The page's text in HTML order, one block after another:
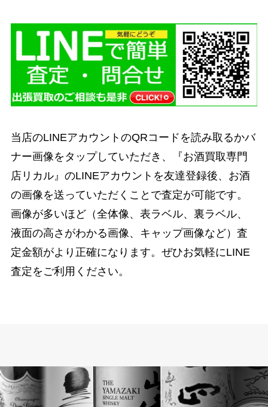
当店のLINEアカウントのQRコードを読み取るかバ
ナー画像をタップしていただき、『お酒買取専門
店リカル』のLINEアカウントを友達登録後、お酒
の画像を送っていただくことで査定が可能です。
画像が多いほど（全体像、表ラベル、裏ラベル、
液面の高さがわかる画像、キャップ画像など）査
定金額がより正確になります。ぜひお気軽にLINE
査定をご利用ください。